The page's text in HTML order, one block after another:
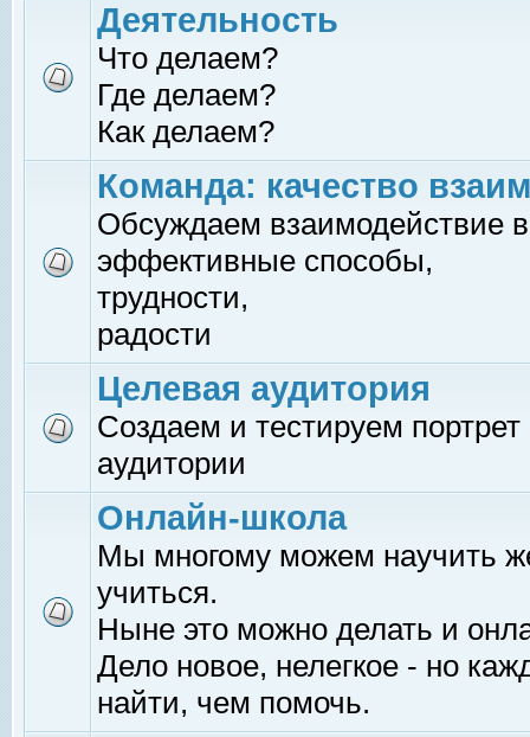
Деятельность
Что делаем?
Где делаем?
Как делаем?
Команда: качество
Обсуждаем взаимодействие
эффективные способы,
трудности,
радости
Целевая аудитория
Создаем и тестируем
аудитории
Онлайн-школа
Мы многому можем научить
учиться.
Ныне это можно делать и
Дело новое, нелегкое - но
найти, чем помочь.